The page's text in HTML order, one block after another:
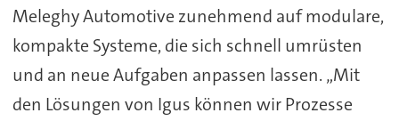
Meleghy Automotive zunehmend auf modulare,
kompakte Systeme, die sich schnell umrüsten
und an neue Aufgaben anpassen lassen. „Mit
den Lösungen von Igus können wir Prozesse